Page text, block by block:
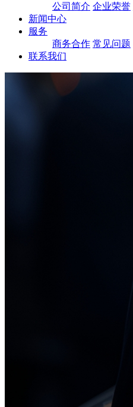
公司简介 企业荣誉
新闻中心
服务
商务合作 常见问题
联系我们